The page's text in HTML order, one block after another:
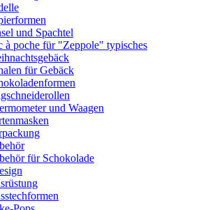
und Spachtel
à poche für "Zeppole" typisches
für Gebäck
und Waagen
für Schokolade